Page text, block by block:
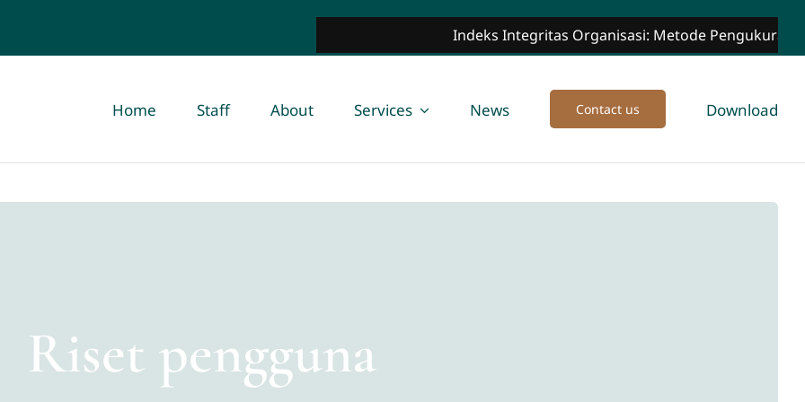
Indeks Integritas Organisasi: Metode Pengukuran,
Home Staff About Services News Contact us Download
Riset pengguna